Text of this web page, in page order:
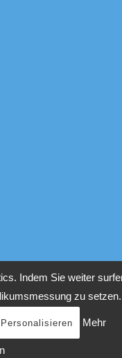
Klimabuendnis|
Indem Sie weiter
zu setzen.
Personalisieren Mehr